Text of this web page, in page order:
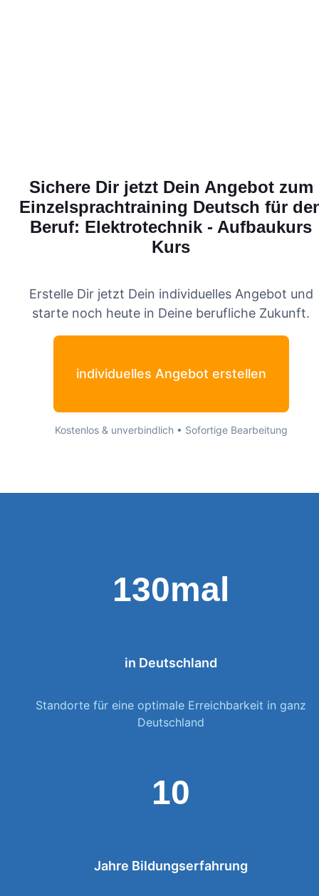
Sichere Dir jetzt Dein Angebot zum
Einzelsprachtraining Deutsch für
Beruf: Elektrotechnik - Aufbaukurs
Kurs
Erstelle Dir jetzt Dein individuelles Angebot und
starte noch heute in Deine berufliche Zukunft.
individuelles Angebot erstellen
Kostenlos & unverbindlich • Sofortige Bearbeitung
130mal
in Deutschland
Standorte für eine optimale Erreichbarkeit in ganz
Deutschland
10
Jahre Bildungserfahrung